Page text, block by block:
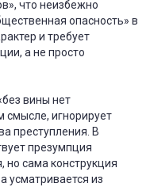
что неизбежно
опасность» в
и требует
а не просто
вины нет
смысле, игнорирует
преступления. В
презумпция
но сама конструкция
усматривается из